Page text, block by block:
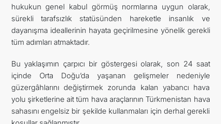
İLETIŞIM
hukukun genel kabul görmüş normlarına uygun olarak,
sürekli tarafsızlık statüsünden hareketle insanlık ve
dayanışma ideallerinin hayata geçirilmesine yönelik gerekli
tüm adımları atmaktadır.
Bu yaklaşımın çarpıcı bir göstergesi olarak, son 24 saat
içinde Orta Doğu’da yaşanan gelişmeler nedeniyle
güzergâhlarını değiştirmek zorunda kalan yabancı hava
yolu şirketlerine ait tüm hava araçlarının Türkmenistan hava
sahasını engelsiz bir şekilde kullanmaları için derhal gerekli